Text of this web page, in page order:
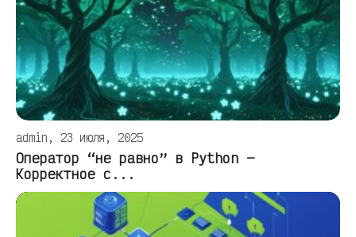
admin, 23 июля, 2025
Оператор “не равно” в Python —
Корректное с...